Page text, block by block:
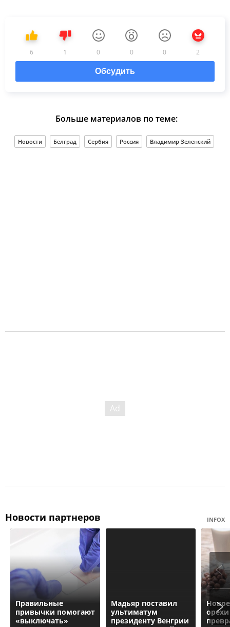
6 1 0 0 0 2
Обсудить
Больше материалов по теме:
Новости Белград Сербия Россия Владимир Зеленский
Новости партнеров INFOX
Правильные
привычки помогают
«выключать»
Мадьяр поставил
ультиматум
президенту Венгрии